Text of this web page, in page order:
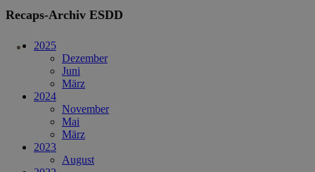
Recaps-Archiv ESDD
2025
Dezember
Juni
März
2024
November
Mai
März
2023
August